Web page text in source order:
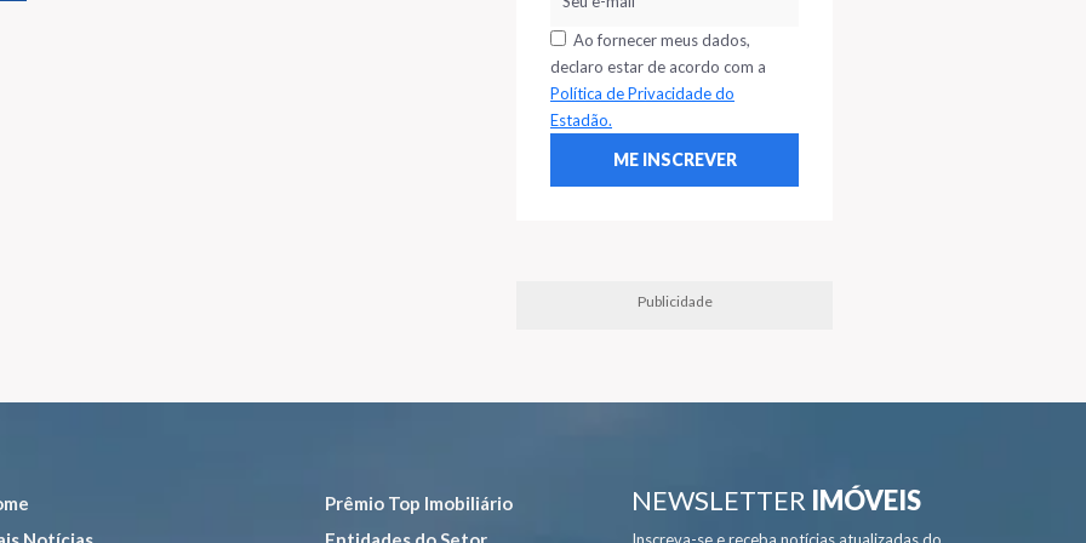
Ao fornecer meus dados,
declaro estar de acordo com a
Política de Privacidade do
Estadão.
Publicidade
Prêmio Top Imobiliário
NEWSLETTER IMÓVEIS